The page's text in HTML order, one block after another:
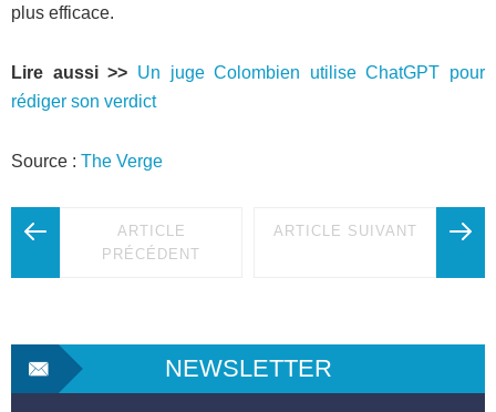
plus efficace.
Lire aussi >> Un juge Colombien utilise ChatGPT pour
rédiger son verdict
Source : The Verge
ARTICLE
PRÉCÉDENT
ARTICLE SUIVANT
NEWSLETTER